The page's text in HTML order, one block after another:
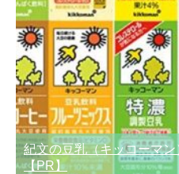
紀文の豆乳（キッコーマ
【PR】